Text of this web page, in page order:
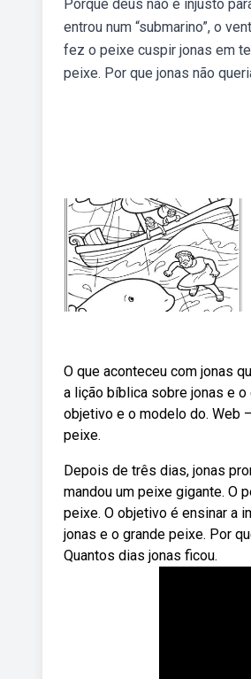
Porque deus não é injusto
entrou num “submarino”, o
fez o peixe cuspir jonas em
peixe. Por que jonas não
O que aconteceu com jonas
a lição bíblica sobre jonas e
objetivo e o modelo do. Web
peixe.
Depois de três dias, jonas
mandou um peixe gigante. O
peixe. O objetivo é ensinar a
jonas e o grande peixe. Por
Quantos dias jonas ficou.